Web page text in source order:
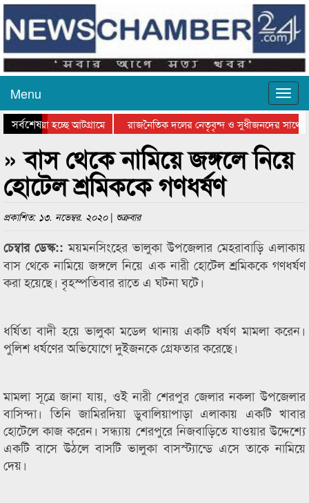
Menu
সর্বশেষ
যাওয়া হচ্ছে আটগ্রামে
রাজনৈতিক দলের নেতৃবৃন্দ ও সুধীজনদের সাথে
সিলেটে বাংলাদেশ গ্রুপ থিয়েটার
» বাস থেকে নামিয়ে জঙ্গলে নিয়ে
হোটেল শ্রমিককে গণধর্ষণ
প্রকাশিত: ১৩. নভেম্বর. ২০২০ | শুক্রবার
চেম্বার ডেস্ক::ময়মনসিংহের ভালুকা উপজেলার মেহরাবাড়ি এলাকায়
বাস থেকে নামিয়ে জঙ্গলে নিয়ে এক নারী হোটেল শ্রমিককে গণধর্ষণ
করা হয়েছে। বৃহস্পতিবার রাতে এ ঘটনা ঘটে।
ধর্ষিতা বাদী হয়ে ভালুকা মডেল থানায় একটি ধর্ষণ মামলা করেন।
পুলিশ ধর্ষণের অভিযোগে দুইজনকে গ্রেফতার করেছে।
মামলা সূত্রে জানা যায়, ওই নারী শেরপুর জেলার নকলা উপজেলার
বাসিন্দা। তিনি জামিরদিয়া ডুবালিয়াপাড়া এলাকায় একটি খাবার
হোটেলে কাজ করেন। সন্ধ্যায় শেরপুরে নিজবাড়িতে যাওয়ার উদ্দেশ্যে
একটি বাসে উঠলে বাসটি ভালুকা বাসস্ট্যান্ডে এসে তাকে নামিয়ে
দেয়।